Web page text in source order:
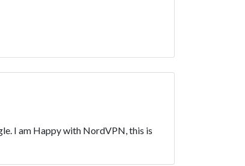
I am Happy with NordVPN, this is